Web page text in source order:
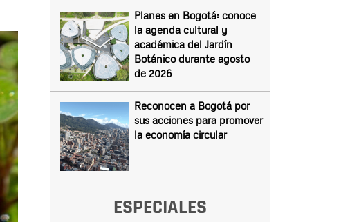
Planes en Bogotá: conoce
la agenda cultural y
académica del Jardín
Botánico durante agosto
de 2026
Reconocen a Bogotá por
sus acciones para promover
la economía circular
ESPECIALES